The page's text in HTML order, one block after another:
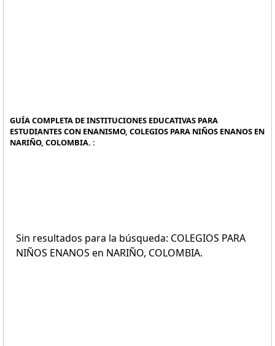
GUÍA COMPLETA DE INSTITUCIONES EDUCATIVAS PARA
ESTUDIANTES CON ENANISMO, COLEGIOS PARA NIÑOS ENANOS EN
NARIÑO, COLOMBIA. :
Sin resultados para la búsqueda: COLEGIOS PARA
NIÑOS ENANOS en NARIÑO, COLOMBIA.